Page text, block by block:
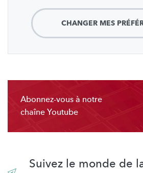
CHANGER MES
Abonnez-vous à notre
chaîne Youtube
Suivez le monde de